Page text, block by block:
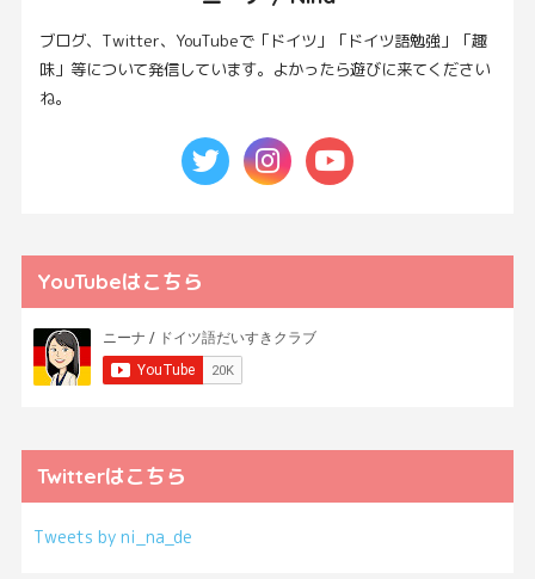
ブログ、Twitter、YouTubeで「ドイツ」「ドイツ語勉強」「趣
味」等について発信しています。よかったら遊びに来てください
ね。
YouTubeはこちら
Twitterはこちら
Tweets by ni_na_de